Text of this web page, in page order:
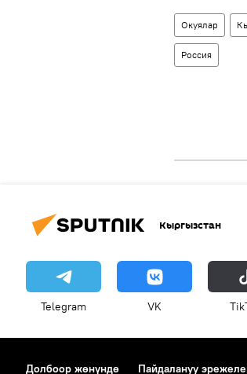
Окуялар
Россия
Кыргызстан
Telegram VK
Долбоор жөнүндө Пайдалануу